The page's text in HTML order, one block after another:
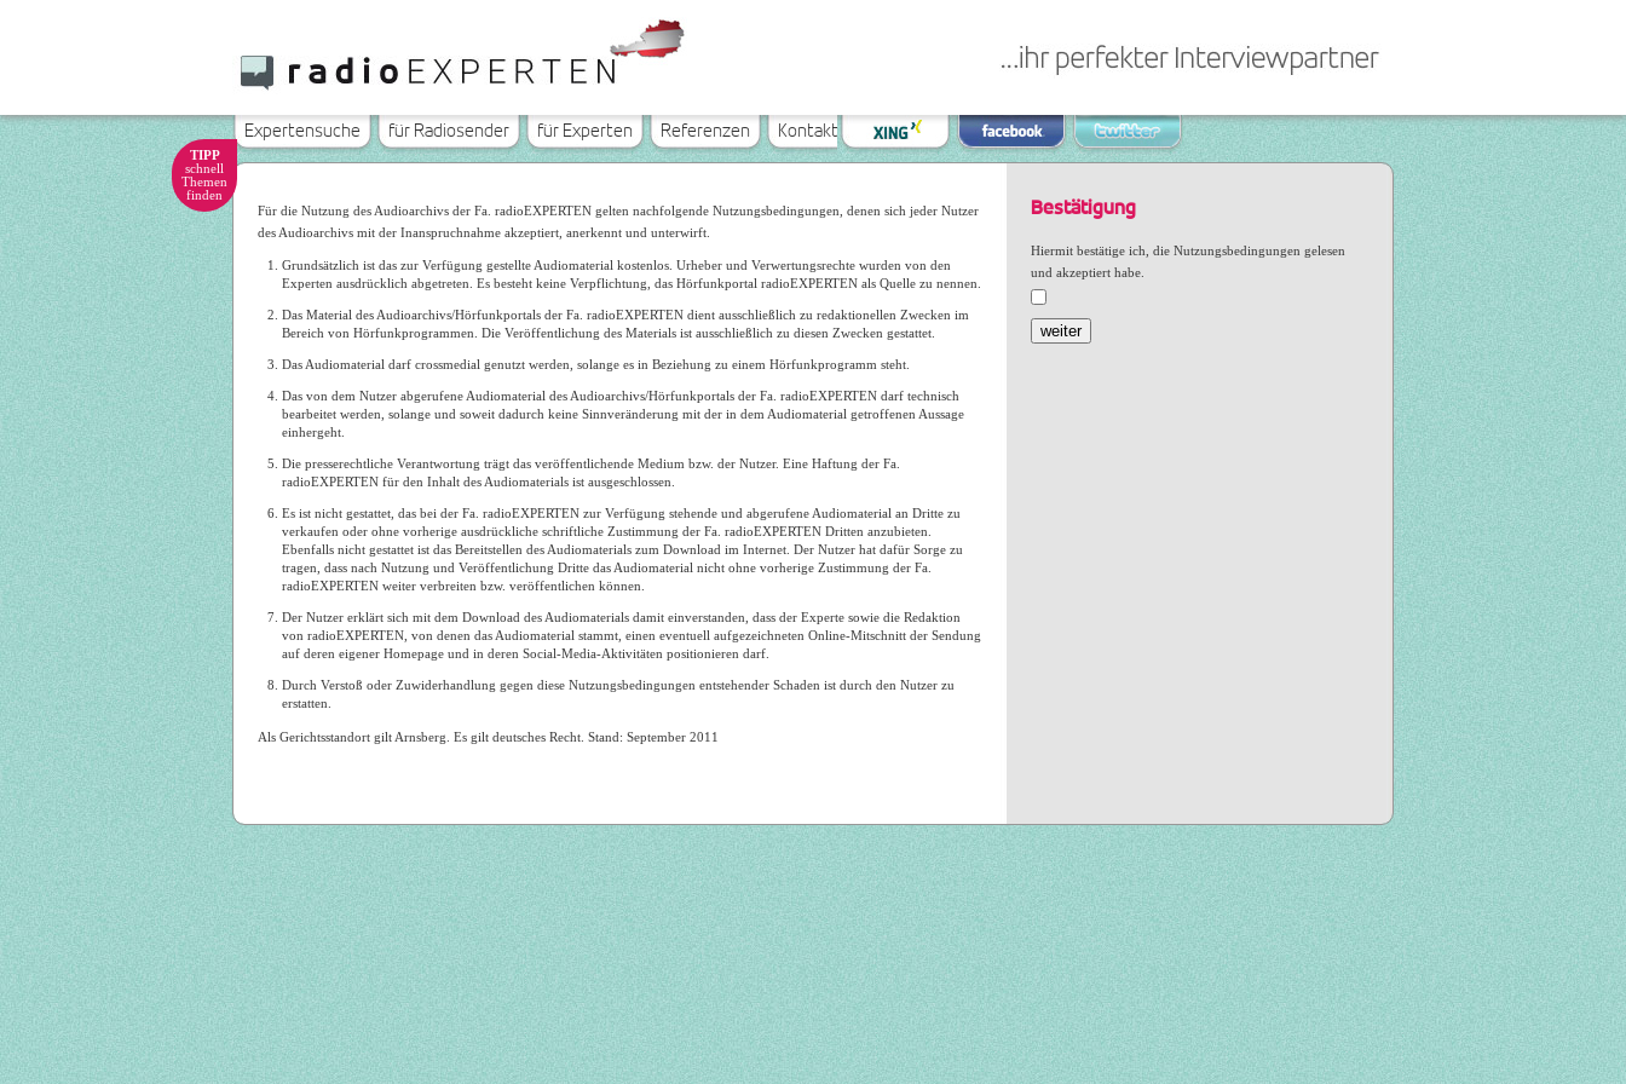
TIPP
schnell
Themen
finden
Expertensuche für Radiosender für Experten Referenzen Kontakt
Für die Nutzung des Audioarchivs der Fa. radioEXPERTEN gelten nachfolgende Nutzungsbedingungen, denen sich jeder Nutzer
des Audioarchivs mit der Inanspruchnahme akzeptiert, anerkennt und unterwirft.
Grundsätzlich ist das zur Verfügung gestellte Audiomaterial kostenlos. Urheber und Verwertungsrechte wurden von den
Experten ausdrücklich abgetreten. Es besteht keine Verpflichtung, das Hörfunkportal radioEXPERTEN als Quelle zu nennen.
Das Material des Audioarchivs/Hörfunkportals der Fa. radioEXPERTEN dient ausschließlich zu redaktionellen Zwecken im
Bereich von Hörfunkprogrammen. Die Veröffentlichung des Materials ist ausschließlich zu diesen Zwecken gestattet.
Das Audiomaterial darf crossmedial genutzt werden, solange es in Beziehung zu einem Hörfunkprogramm steht.
Das von dem Nutzer abgerufene Audiomaterial des Audioarchivs/Hörfunkportals der Fa. radioEXPERTEN darf technisch
bearbeitet werden, solange und soweit dadurch keine Sinnveränderung mit der in dem Audiomaterial getroffenen Aussage
einhergeht.
Die presserechtliche Verantwortung trägt das veröffentlichende Medium bzw. der Nutzer. Eine Haftung der Fa.
radioEXPERTEN für den Inhalt des Audiomaterials ist ausgeschlossen.
Es ist nicht gestattet, das bei der Fa. radioEXPERTEN zur Verfügung stehende und abgerufene Audiomaterial an Dritte zu
verkaufen oder ohne vorherige ausdrückliche schriftliche Zustimmung der Fa. radioEXPERTEN Dritten anzubieten.
Ebenfalls nicht gestattet ist das Bereitstellen des Audiomaterials zum Download im Internet. Der Nutzer hat dafür Sorge zu
tragen, dass nach Nutzung und Veröffentlichung Dritte das Audiomaterial nicht ohne vorherige Zustimmung der Fa.
radioEXPERTEN weiter verbreiten bzw. veröffentlichen können.
Der Nutzer erklärt sich mit dem Download des Audiomaterials damit einverstanden, dass der Experte sowie die Redaktion
von radioEXPERTEN, von denen das Audiomaterial stammt, einen eventuell aufgezeichneten Online-Mitschnitt der Sendung
auf deren eigener Homepage und in deren Social-Media-Aktivitäten positionieren darf.
Durch Verstoß oder Zuwiderhandlung gegen diese Nutzungsbedingungen entstehender Schaden ist durch den Nutzer zu
erstatten.
Als Gerichtsstandort gilt Arnsberg. Es gilt deutsches Recht. Stand: September 2011
Bestätigung
Hiermit bestätige ich, die Nutzungsbedingungen gelesen
und akzeptiert habe.
weiter